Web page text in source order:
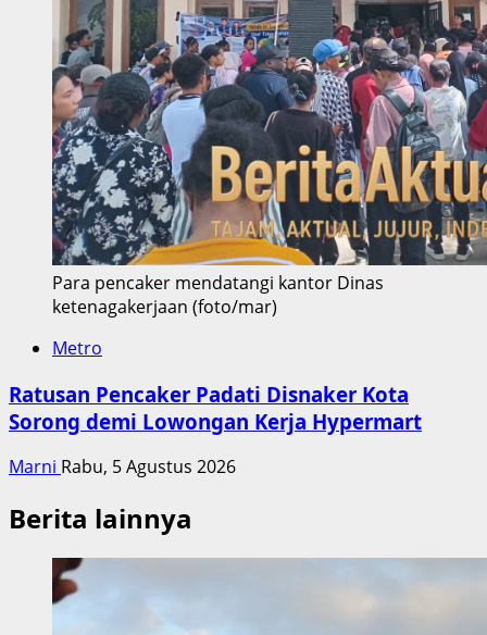
Para pencaker mendatangi kantor Dinas
ketenagakerjaan (foto/mar)
Metro
Ratusan Pencaker Padati Disnaker Kota
Sorong demi Lowongan Kerja Hypermart
Marni Rabu, 5 Agustus 2026
Berita lainnya